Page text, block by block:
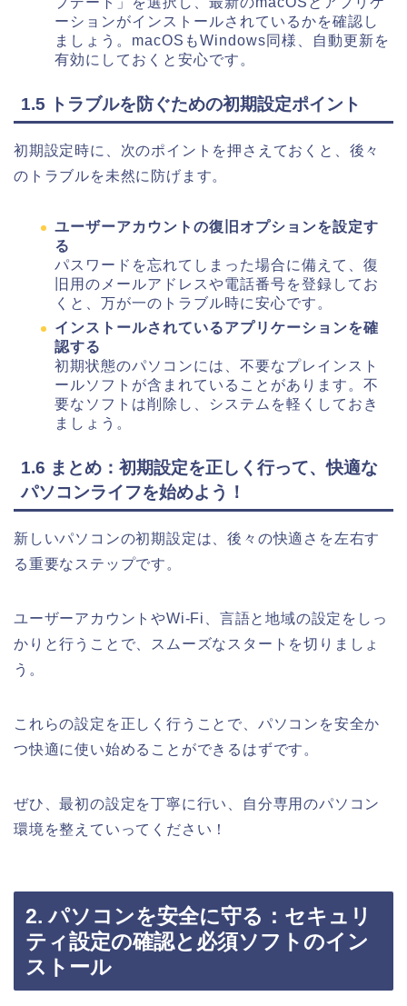
ーションがインストールされているかを確認し
ましょう。macOSもWindows同様、自動更新を
有効にしておくと安心です。
1.5 トラブルを防ぐための初期設定ポイント
初期設定時に、次のポイントを押さえておくと、後々
のトラブルを未然に防げます。
ユーザーアカウントの復旧オプションを設定す
る
パスワードを忘れてしまった場合に備えて、復
旧用のメールアドレスや電話番号を登録してお
くと、万が一のトラブル時に安心です。
インストールされているアプリケーションを確
認する
初期状態のパソコンには、不要なプレインスト
ールソフトが含まれていることがあります。不
要なソフトは削除し、システムを軽くしておき
ましょう。
1.6 まとめ：初期設定を正しく行って、快適な
パソコンライフを始めよう！
新しいパソコンの初期設定は、後々の快適さを左右す
る重要なステップです。
ユーザーアカウントやWi-Fi、言語と地域の設定をしっ
かりと行うことで、スムーズなスタートを切りましょ
う。
これらの設定を正しく行うことで、パソコンを安全か
つ快適に使い始めることができるはずです。
ぜひ、最初の設定を丁寧に行い、自分専用のパソコン
環境を整えていってください！
2. パソコンを安全に守る：セキュリ
ティ設定の確認と必須ソフトのイン
ストール